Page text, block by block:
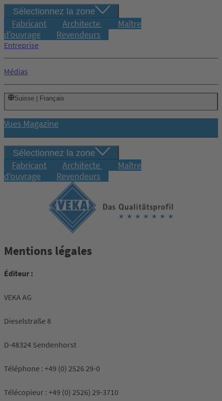
Sélectionnez la zone
Fabricant Architecte
Maître
d'ouvrage
Revendeurs
Entreprise
Médias
Suisse | Français
Vues Magazine
Sélectionnez la zone
Fabricant Architecte
Maître
d'ouvrage
Revendeurs
Mentions légales
Éditeur :
VEKA AG
Dieselstraße 8
D-48324 Sendenhorst
Téléphone : +49 (0) 2526 29-0
Télécopieur : +49 (0) 2526) 29-3710